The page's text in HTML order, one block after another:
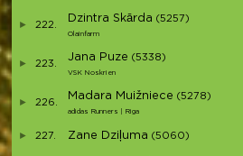
222.
Dzintra Skārda (5257)
Olainfarm
223.
Jana Puze (5338)
VSK Noskrien
226.
Madara Muižniece (5278)
adidas Runners | Riga
227. Zane Dziļuma (5060)